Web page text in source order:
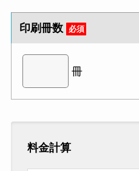
印刷冊数 必須
冊
料金計算